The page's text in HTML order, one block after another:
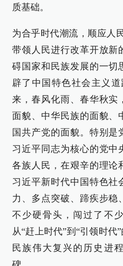
质基础。
为合乎时代潮流，顺应人
带领人民进行改革开放新
碍国家和民族发展的一切
辟了中国特色社会主义
来，春风化雨、春华秋实
面貌、中华民族的面貌、
国共产党的面貌。特别是
习近平同志为核心的党中
各族人民，在艰辛的理论
习近平新时代中国特色社
力、多点突破、蹄疾步稳
不少硬骨头，闯过了不
从“赶上时代”到“引领时代
民族伟大复兴的历史进